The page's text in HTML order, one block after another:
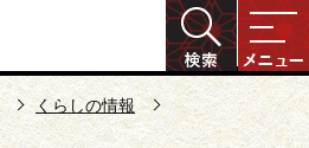
くらしの情報